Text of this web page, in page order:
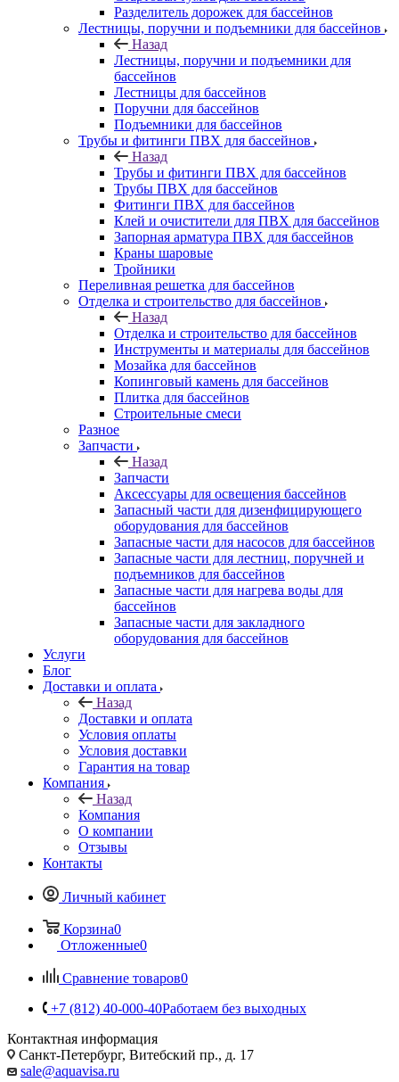
Разделитель дорожек для бассейнов
Лестницы, поручни и подъемники для бассейнов
Назад
Лестницы, поручни и подъемники для
бассейнов
Лестницы для бассейнов
Поручни для бассейнов
Подъемники для бассейнов
Трубы и фитинги ПВХ для бассейнов
Назад
Трубы и фитинги ПВХ для бассейнов
Трубы ПВХ для бассейнов
Фитинги ПВХ для бассейнов
Клей и очистители для ПВХ для бассейнов
Запорная арматура ПВХ для бассейнов
Краны шаровые
Тройники
Переливная решетка для бассейнов
Отделка и строительство для бассейнов
Назад
Отделка и строительство для бассейнов
Инструменты и материалы для бассейнов
Мозайка для бассейнов
Копинговый камень для бассейнов
Плитка для бассейнов
Строительные смеси
Разное
Запчасти
Назад
Запчасти
Аксессуары для освещения бассейнов
Запасный части для дизенфицирующего
оборудования для бассейнов
Запасные части для насосов для бассейнов
Запасные части для лестниц, поручней и
подъемников для бассейнов
Запасные части для нагрева воды для
бассейнов
Запасные части для закладного
оборудования для бассейнов
Услуги
Блог
Доставки и оплата
Назад
Доставки и оплата
Условия оплаты
Условия доставки
Гарантия на товар
Компания
Назад
Компания
О компании
Отзывы
Контакты
Личный кабинет
Корзина0
Отложенные0
Сравнение товаров0
+7 (812) 40-000-40Работаем без выходных
Контактная информация
Санкт-Петербург, Витебский пр., д. 17
sale@aquavisa.ru